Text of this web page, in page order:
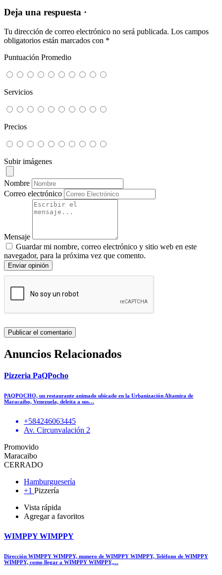
Deja una respuesta ·
Tu dirección de correo electrónico no será publicada. Los campos
obligatorios están marcados con *
Puntuación Promedio
Servicios
Precios
Subir imágenes
Nombre
Correo electrónico
Mensaje
Guardar mi nombre, correo electrónico y sitio web en este
navegador, para la próxima vez que comento.
Enviar opinión
Anuncios Relacionados
Pizzeria PaQPocho
PAQPOCHO, un restaurante animado ubicado en la Urbanización Altamira de
Maracaibo, Venezuela, deleita a sus…
+584246063445
Av. Circunvalación 2
Promovido
Maracaibo
CERRADO
Hamburguesería
+1 Pizzería
Vista rápida
Agregar a favoritos
WIMPPY WIMPPY
Dirección WIMPPY WIMPPY, numero de WIMPPY WIMPPY, Teléfono de WIMPPY
WIMPPY, como llegar a WIMPPY WIMPPY,…